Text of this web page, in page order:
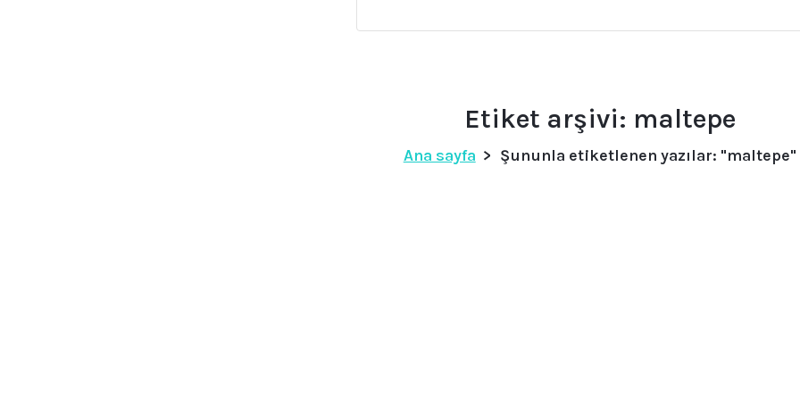
Etiket arşivi: maltepe
Ana sayfa > Şununla etiketlenen yazılar: "maltepe"